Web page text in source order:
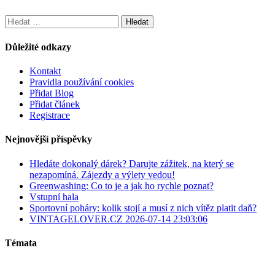
Vyhledávání
Důležité odkazy
Kontakt
Pravidla používání cookies
Přidat Blog
Přidat článek
Registrace
Nejnovější příspěvky
Hledáte dokonalý dárek? Darujte zážitek, na který se
nezapomíná. Zájezdy a výlety vedou!
Greenwashing: Co to je a jak ho rychle poznat?
Vstupní hala
Sportovní poháry: kolik stojí a musí z nich vítěz platit daň?
VINTAGELOVER.CZ 2026-07-14 23:03:06
Témata